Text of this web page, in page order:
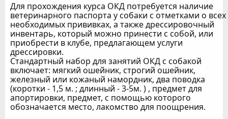
Для прохождения курса ОКД потребуется наличие
ветеринарного паспорта у собаки с отметками о всех
необходимых прививках, а также дрессировочный
инвентарь, который можно принести с собой, или
приобрести в клубе, предлагающем услуги
дрессировки.
Стандартный набор для занятий ОКД с собакой
включает: мягкий ошейник, строгий ошейник,
железный или кожаный намордник, два поводка
(коротки - 1,5 м. ; длинный - 3-5м. ) , предмет для
апортировки, предмет, с помощью которого
обозначается место, лакомство для поощрения.